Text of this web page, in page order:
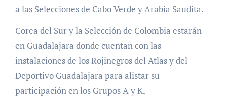
a las Selecciones de Cabo Verde y Arabia Saudita.
Corea del Sur y la Selección de Colombia estarán
en Guadalajara donde cuentan con las
instalaciones de los Rojinegros del Atlas y del
Deportivo Guadalajara para alistar su
participación en los Grupos A y K,